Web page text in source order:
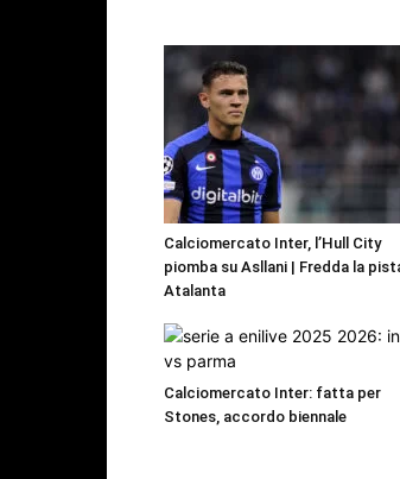
Calciomercato Inter, l’Hull City
piomba su Asllani | Fredda la
Atalanta
Calciomercato Inter: fatta per
Stones, accordo biennale